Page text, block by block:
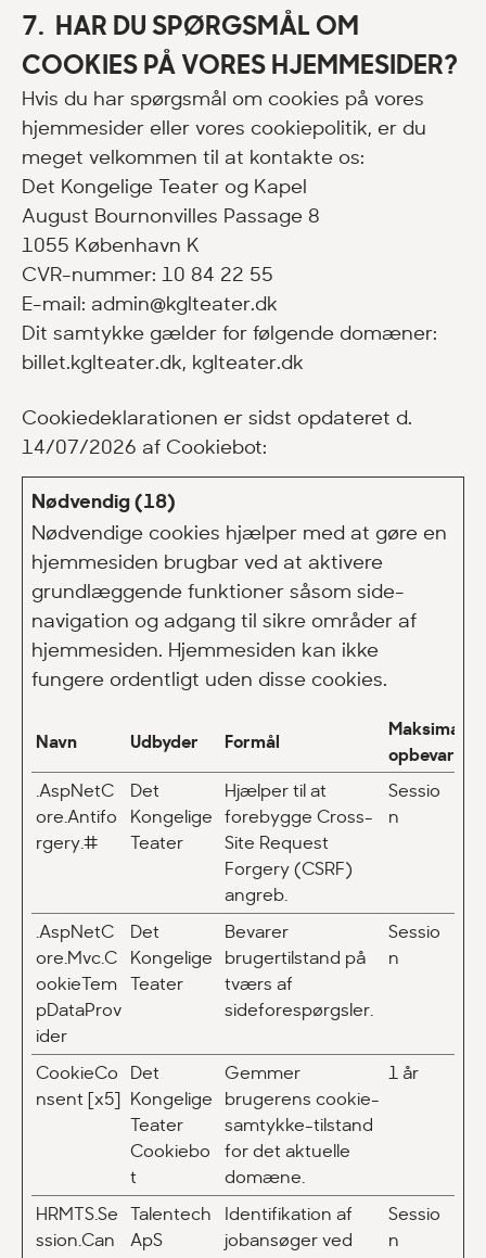
7. HAR DU SPØRGSMÅL OM
COOKIES PÅ VORES HJEMMESIDER?
Hvis du har spørgsmål om cookies på vores
hjemmesider eller vores cookiepolitik, er du
meget velkommen til at kontakte os:
Det Kongelige Teater og Kapel
August Bournonvilles Passage 8
1055 København K
CVR-nummer: 10 84 22 55
E-mail: admin@kglteater.dk
Dit samtykke gælder for følgende domæner:
billet.kglteater.dk, kglteater.dk
Cookiedeklarationen er sidst opdateret d.
14/07/2026 af Cookiebot:
Nødvendig (18)
Nødvendige cookies hjælper med at gøre en
hjemmesiden brugbar ved at aktivere
grundlæggende funktioner såsom side-
navigation og adgang til sikre områder af
hjemmesiden. Hjemmesiden kan ikke
fungere ordentligt uden disse cookies.
Navn Udbyder Formål
Maksimal
.AspNetC
ore.Antifo
rgery.#
Det
Kongelige
Teater
Hjælper til at
forebygge Cross-
Site Request
Forgery (CSRF)
angreb.
Sessio
n
.AspNetC
ore.Mvc.C
ookieTem
pDataProv
ider
Det
Kongelige
Teater
Bevarer
brugertilstand på
tværs af
sideforespørgsler.
Sessio
n
CookieCo
nsent [x5]
Det
Kongelige
Teater
Cookiebo
t
Gemmer
brugerens cookie-
samtykke-tilstand
for det aktuelle
domæne.
1 år
HRMTS.Se
ssion.Can
Talentech
ApS
Identifikation af
jobansøger ved
Sessio
n